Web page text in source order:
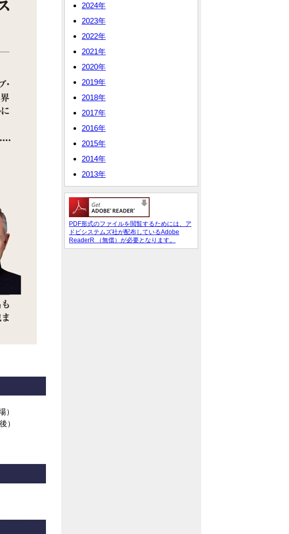
）
）
2024年
2023年
2022年
2021年
2020年
2019年
2018年
2017年
2016年
2015年
2014年
2013年
PDF形式のファイルを閲覧するためには、ア
ドビシステムズ社が配布しているAdobe
ReaderR （無償）が必要となります。